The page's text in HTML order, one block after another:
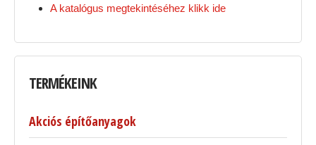
A katalógus megtekintéséhez klikk ide
TERMÉKEINK
Akciós építőanyagok